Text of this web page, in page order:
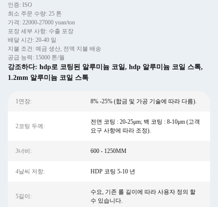
인증: ISO
최소 주문 수량: 25 톤
가격: 22000-27000 yuan/ton
포장 세부 사항: 수출 포장
배달 시간: 20-40 일
지불 조건: 예금 생산, 전액 지불 배송
공급 능력: 15000 톤/월
강조하다: hdp로 코팅된 알루미늄 코일, hdp 알루미늄 코일 스톡,
1.2mm 알루미늄 코일 스톡
1연장: 8% -25% (합금 및 가공 기술에 따라 다름).
2코팅 두께:
전면 코팅 : 20-25μm; 백 코팅 : 8-10μm (고객
요구 사항에 따라 조정).
3너비: 600 - 1250MM
4날씨 저항: HDP 코팅 5-10 년
5길이:
수요, 기존 롤 길이에 따라 사용자 정의 할
수 있습니다.